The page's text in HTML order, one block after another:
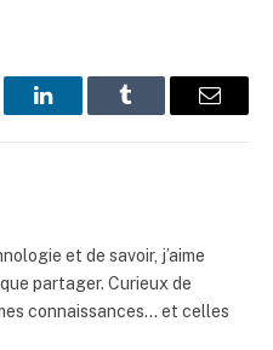
LinkedInTumblr
E-
et de savoir, j’aime
partager. Curieux de
connaissances… et celles